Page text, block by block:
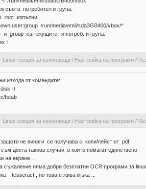
съотв. потребител и група.
root изпълни:
user:group /run/media/emil/sda3GB400/vbox/*
group са текущите ти потреб. и група.
!
Linux секция за начинаещи/ Настройка на програми/
изхода от командите:
-l
fstab
Linux секция за начинаещи/ Настройка на програми/
не винаги се получава с копи/пейст от pdf.
доста такива случаи, в които помагат единствено
на екрана ...
съжаление няма добри безплатни OCR програми за linux
tesseract , но това е жива мъка ...